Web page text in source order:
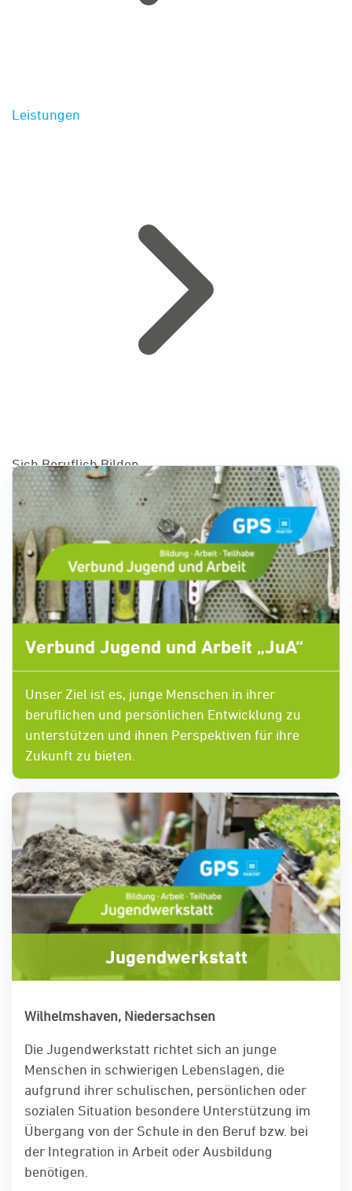
Leistungen
Sich Beruflich Bilden
Verbund Jugend und Arbeit „JuA“
Unser Ziel ist es, junge Menschen in ihrer
beruflichen und persönlichen Entwicklung zu
unterstützen und ihnen Perspektiven für ihre
Zukunft zu bieten.
Jugendwerkstatt
Wilhelmshaven, Niedersachsen
Die Jugendwerkstatt richtet sich an junge
Menschen in schwierigen Lebenslagen, die
aufgrund ihrer schulischen, persönlichen oder
sozialen Situation besondere Unterstützung im
Übergang von der Schule in den Beruf bzw. bei
der Integration in Arbeit oder Ausbildung
benötigen.